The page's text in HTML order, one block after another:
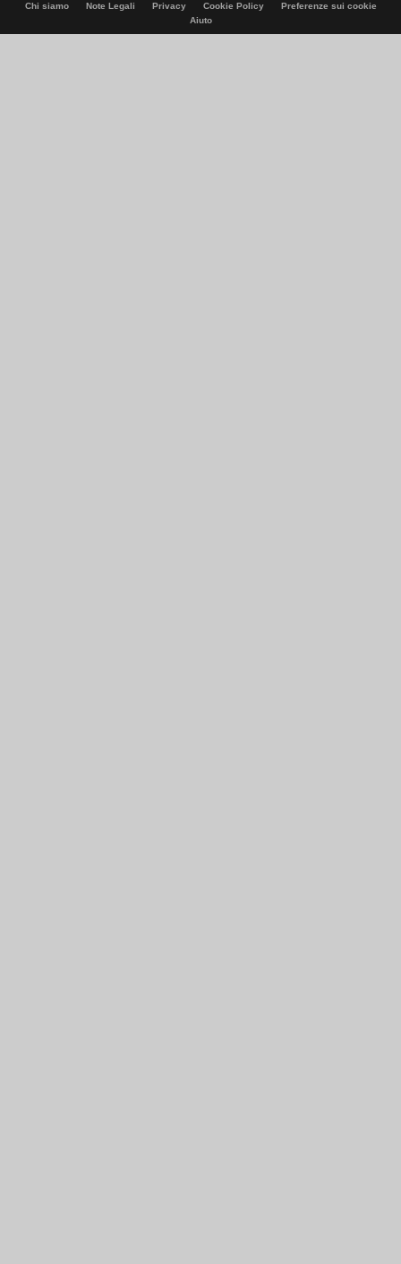
Chi siamo Note Legali Privacy Cookie Policy
Preferenze sui cookie
Aiuto